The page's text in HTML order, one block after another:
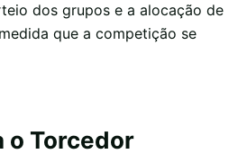
dos grupos e a alocação de
que a competição se
o Torcedor